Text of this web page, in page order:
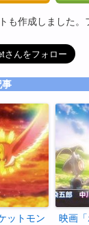
も作成しました。
事
ットモン 映画